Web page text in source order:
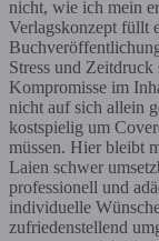
nicht, wie ich mein
Verlagskonzept füllt
Stress und
Kompromisse im
nicht auf sich allein
kostspielig um
müssen. Hier bleibt
Laien schwer
professionell und
individuelle
zufriedenstellend